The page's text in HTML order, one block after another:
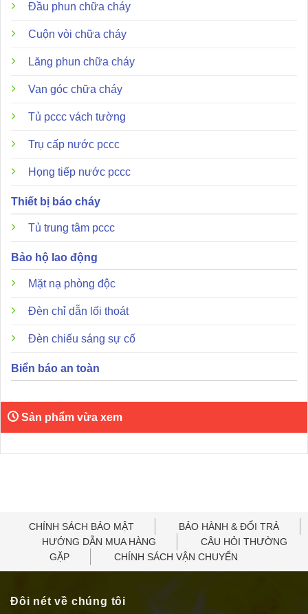
Đầu phun chữa cháy
Cuộn vòi chữa cháy
Lăng phun chữa cháy
Van góc chữa cháy
Tủ pccc vách tường
Trụ cấp nước pccc
Họng tiếp nước pccc
Thiết bị báo cháy
Tủ trung tâm pccc
Bảo hộ lao động
Mặt nạ phòng độc
Đèn chỉ dẫn lối thoát
Đèn chiếu sáng sự cố
Biển báo an toàn
Sản phẩm vừa xem
CHÍNH SÁCH BẢO MẬT
BẢO HÀNH & ĐỔI TRẢ
HƯỚNG DẪN MUA HÀNG
CÂU HỎI THƯỜNG
GẶP
CHÍNH SÁCH VẬN CHUYỂN
Đôi nét về chúng tôi